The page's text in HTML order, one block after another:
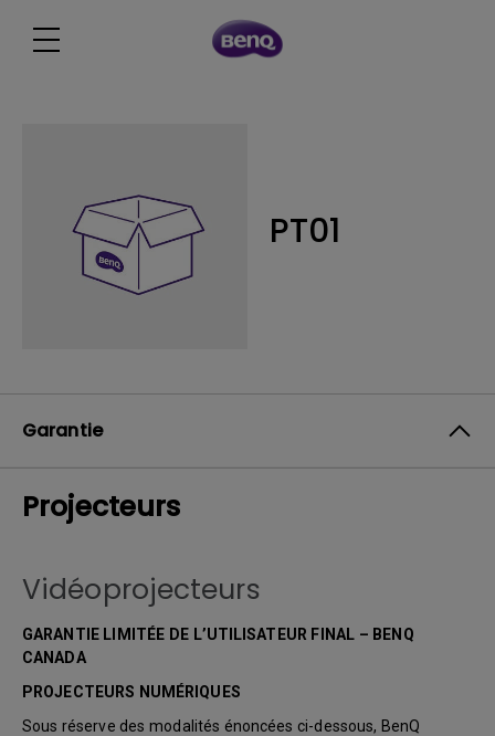
PT01
Garantie
Projecteurs
Vidéoprojecteurs
GARANTIE LIMITÉE DE L’UTILISATEUR FINAL – BENQ
CANADA
PROJECTEURS NUMÉRIQUES
Sous réserve des modalités énoncées ci-dessous, BenQ